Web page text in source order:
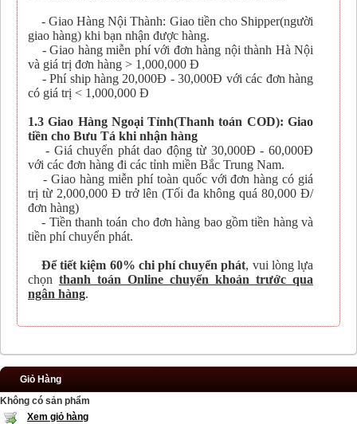
- Giao Hàng Nội Thành: Giao tiền cho Shipper(người
giao hàng) khi bạn nhận được hàng.
- Giao hàng miễn phí với đơn hàng nội thành Hà Nội
và giá trị đơn hàng > 1,000,000 Đ
- Phí ship hàng 20,000Đ - 30,000Đ với các đơn hàng
có giá trị < 1,000,000 Đ
1.3 Giao Hàng Ngoại Tỉnh(Thanh toán COD): Giao
tiền cho Bưu Tá khi nhận hàng
- Giá chuyển phát dao động từ 30,000Đ - 60,000Đ
với các đơn hàng đi các tỉnh miền Bắc Trung Nam.
- Giao hàng miễn phí toàn quốc với đơn hàng có giá
trị từ 2,000,000 Đ trở lên (Tối đa không quá 80,000 Đ/
đơn hàng)
- Tiền thanh toán cho đơn hàng bao gồm tiền hàng và
tiền phí chuyển phát.
Để tiết kiệm 60% chi phí chuyển phát, vui lòng lựa
chọn thanh toán Online chuyển khoản trước qua
ngân hàng.
Giỏ Hàng
Không có sản phẩm
Xem giỏ hàng